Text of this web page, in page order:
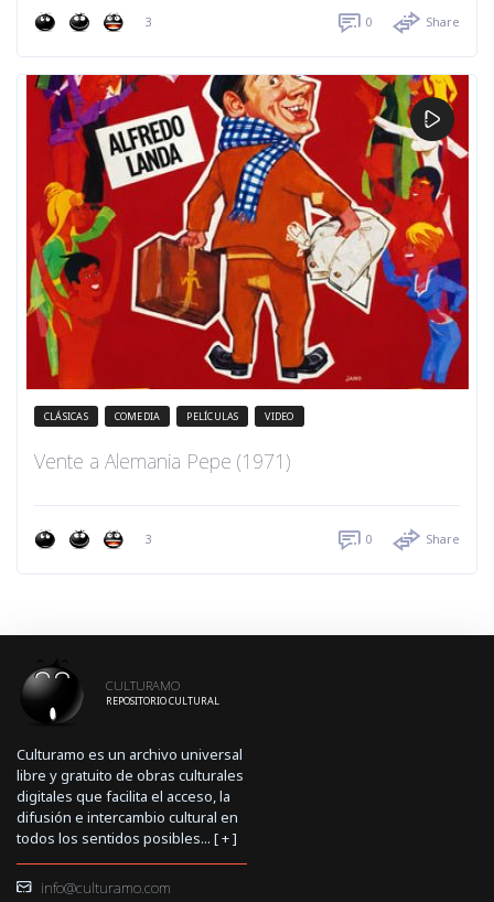
3 0 Share
CLÁSICAS COMEDIA PELÍCULAS VIDEO
Vente a Alemania Pepe (1971)
3 0 Share
CULTURAMO
REPOSITORIO CULTURAL
Culturamo es un archivo universal
libre y gratuito de obras culturales
digitales que facilita el acceso, la
difusión e intercambio cultural en
todos los sentidos posibles... [+]
info@culturamo.com